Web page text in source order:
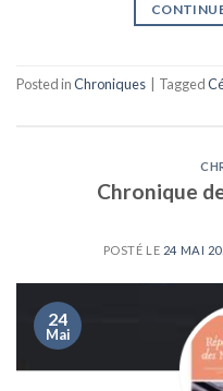
Posted inChroniques Tagged
Chronique
POSTÉ LE 24 MAI
24
Mai